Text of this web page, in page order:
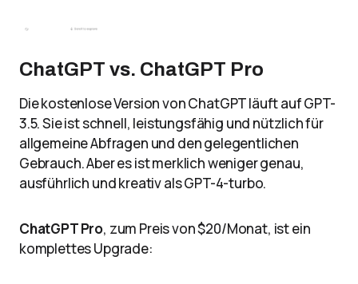
ChatGPT vs. ChatGPT Pro
Die kostenlose Version von ChatGPT läuft auf GPT-
3.5. Sie ist schnell, leistungsfähig und nützlich für
allgemeine Abfragen und den gelegentlichen
Gebrauch. Aber es ist merklich weniger genau,
ausführlich und kreativ als GPT-4-turbo.
ChatGPT Pro, zum Preis von $20/Monat, ist ein
komplettes Upgrade: